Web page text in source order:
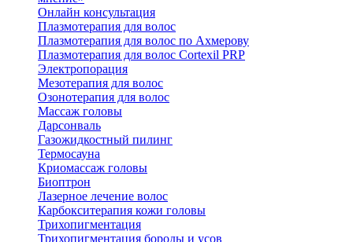
Онлайн консультация
Плазмотерапия для волос
Плазмотерапия для волос по Ахмерову
Плазмотерапия для волос Cortexil PRP
Электропорация
Мезотерапия для волос
Озонотерапия для волос
Массаж головы
Дарсонваль
Газожидкостный пилинг
Термосауна
Криомассаж головы
Биоптрон
Лазерное лечение волос
Карбокситерапия кожи головы
Трихопигментация
Трихопигментация бороды и усов